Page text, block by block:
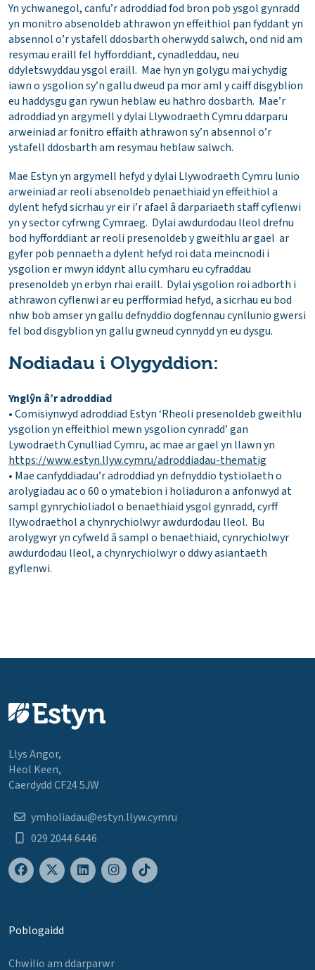
Yn ychwanegol, canfu’r adroddiad fod bron pob ysgol gynradd
yn monitro absenoldeb athrawon yn effeithiol pan fyddant yn
absennol o’r ystafell ddosbarth oherwydd salwch, ond nid am
resymau eraill fel hyfforddiant, cynadleddau, neu
ddyletswyddau ysgol eraill. Mae hyn yn golygu mai ychydig
iawn o ysgolion sy’n gallu dweud pa mor aml y caiff disgyblion
eu haddysgu gan rywun heblaw eu hathro dosbarth. Mae’r
adroddiad yn argymell y dylai Llywodraeth Cymru ddarparu
arweiniad ar fonitro effaith athrawon sy’n absennol o’r
ystafell ddosbarth am resymau heblaw salwch.
Mae Estyn yn argymell hefyd y dylai Llywodraeth Cymru lunio
arweiniad ar reoli absenoldeb penaethiaid yn effeithiol a
dylent hefyd sicrhau yr eir i’r afael â darpariaeth staff cyflenwi
yn y sector cyfrwng Cymraeg. Dylai awdurdodau lleol drefnu
bod hyfforddiant ar reoli presenoldeb y gweithlu ar gael ar
gyfer pob pennaeth a dylent hefyd roi data meincnodi i
ysgolion er mwyn iddynt allu cymharu eu cyfraddau
presenoldeb yn erbyn rhai eraill. Dylai ysgolion roi adborth i
athrawon cyflenwi ar eu perfformiad hefyd, a sicrhau eu bod
nhw bob amser yn gallu defnyddio dogfennau cynllunio gwersi
fel bod disgyblion yn gallu gwneud cynnydd yn eu dysgu.
Nodiadau i Olygyddion:
Ynglŷn â’r adroddiad
• Comisiynwyd adroddiad Estyn ‘Rheoli presenoldeb gweithlu
ysgolion yn effeithiol mewn ysgolion cynradd’ gan
Lywodraeth Cynulliad Cymru, ac mae ar gael yn llawn yn
https://www.estyn.llyw.cymru/adroddiadau-thematig
• Mae canfyddiadau’r adroddiad yn defnyddio tystiolaeth o
arolygiadau ac o 60 o ymatebion i holiaduron a anfonwyd at
sampl gynrychioliadol o benaethiaid ysgol gynradd, cyrff
llywodraethol a chynrychiolwyr awdurdodau lleol. Bu
arolygwyr yn cyfweld â sampl o benaethiaid, cynrychiolwyr
awdurdodau lleol, a chynrychiolwyr o ddwy asiantaeth
gyflenwi.
Llys Angor,
Heol Keen,
Caerdydd CF24 5JW
ymholiadau@estyn.llyw.cymru
029 2044 6446
Poblogaidd
Chwilio am ddarparwr